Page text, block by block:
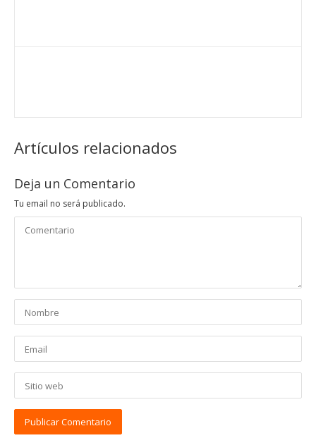
Artículos relacionados
Deja un Comentario
Tu email no será publicado.